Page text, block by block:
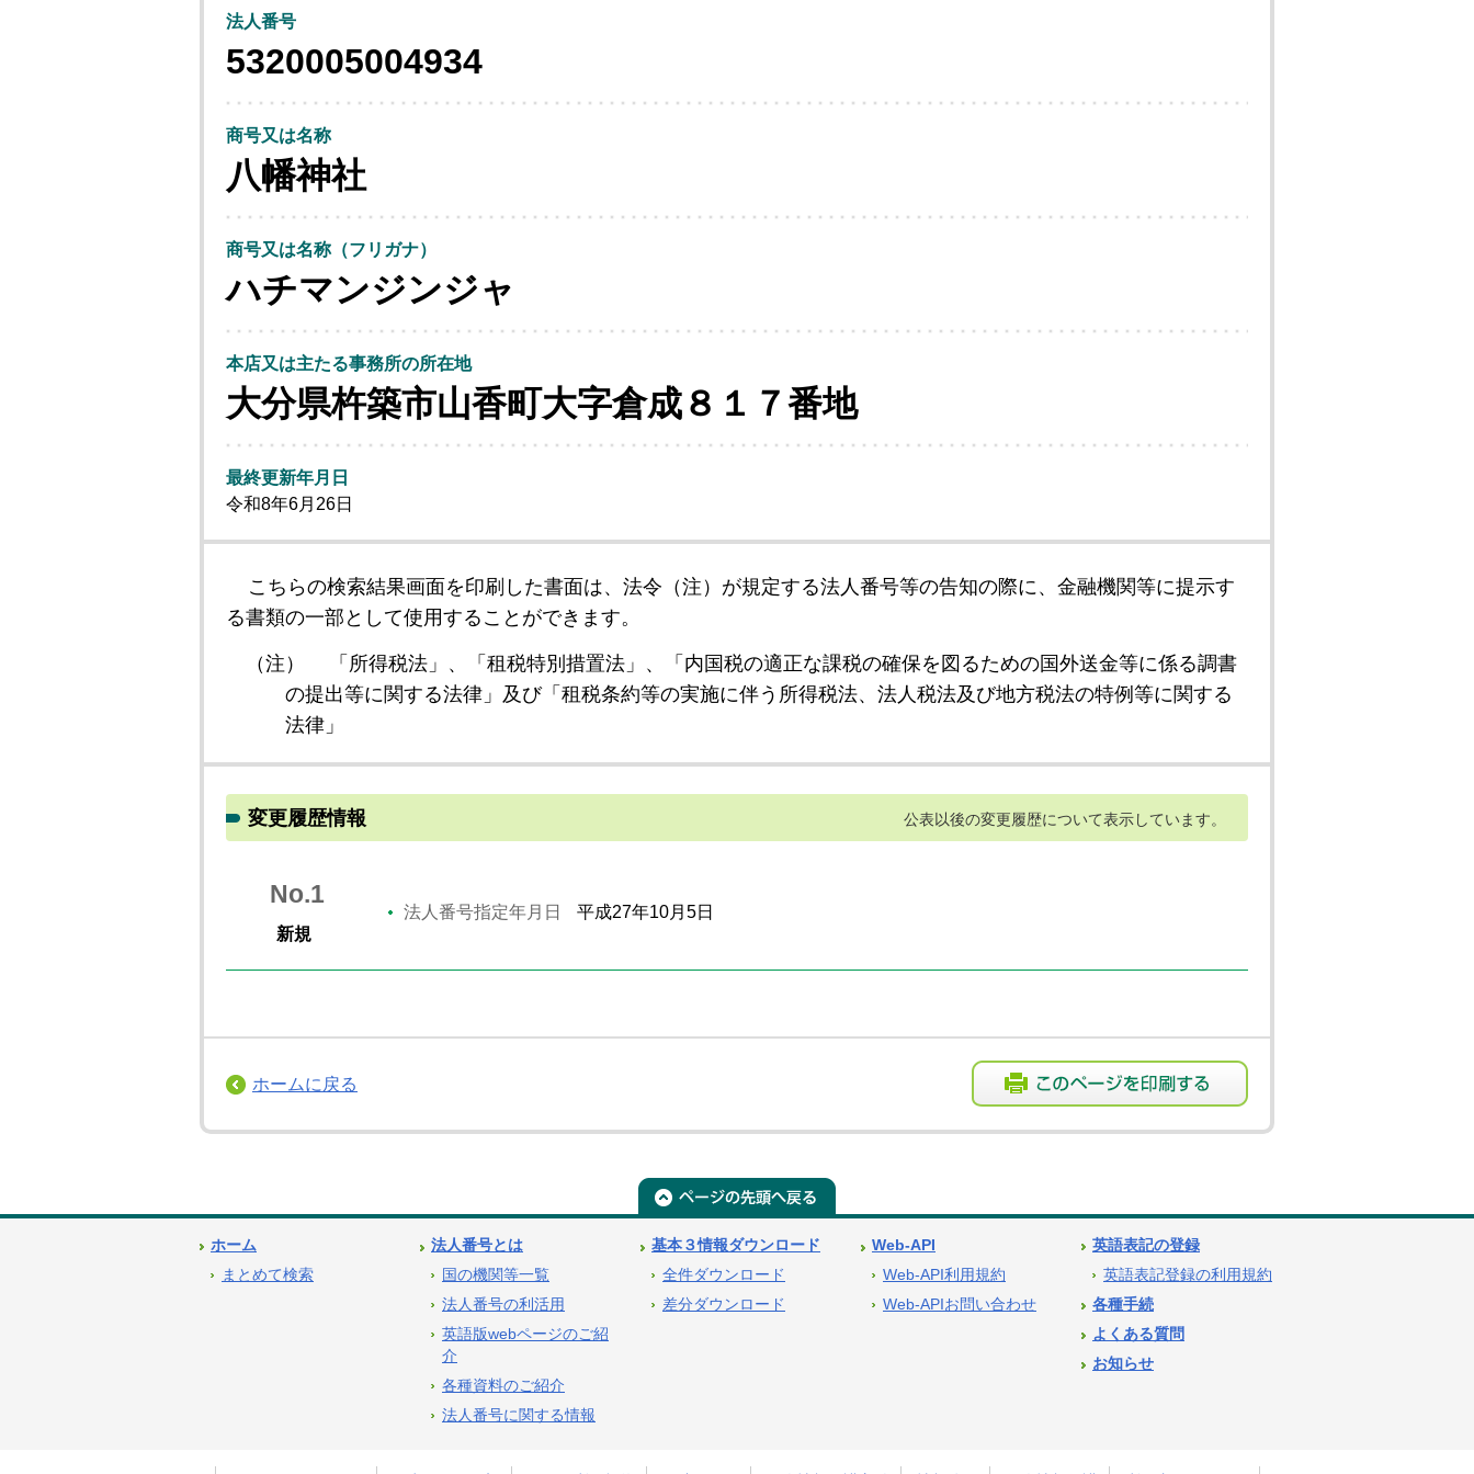
法人番号
5320005004934
商号又は名称
八幡神社
商号又は名称（フリガナ）
ハチマンジンジャ
本店又は主たる事務所の所在地
大分県杵築市山香町大字倉成８１７番地
最終更新年月日
令和8年6月26日
こちらの検索結果画面を印刷した書面は、法令（注）が規定する法人番号等の告知の際に、金融機関等に提示す
る書類の一部として使用することができます。
（注）
「所得税法」、「租税特別措置法」、「内国税の適正な課税の確保を図るための国外送金等に係る調書
の提出等に関する法律」及び「租税条約等の実施に伴う所得税法、法人税法及び地方税法の特例等に関する
法律」
変更履歴情報 公表以後の変更履歴について表示しています。
No.1
新規
法人番号指定年月日 平成27年10月5日
ホームに戻る
ホーム
まとめて検索
法人番号とは
国の機関等一覧
法人番号の利活用
英語版webページのご紹
介
各種資料のご紹介
法人番号に関する情報
基本３情報ダウンロード
全件ダウンロード
差分ダウンロード
Web-API
Web-API利用規約
Web-APIお問い合わせ
英語表記の登録
英語表記登録の利用規約
各種手続
よくある質問
お知らせ